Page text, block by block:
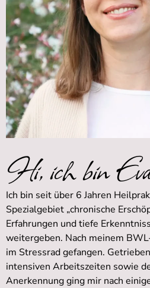
Hi, ich bin
Ich bin seit über 6 Jahren
Spezialgebiet „chronische
Erfahrungen und tiefe
weitergeben. Nach meinem
im Stressrad gefangen.
intensiven Arbeitszeiten sowie
Anerkennung ging mir nach